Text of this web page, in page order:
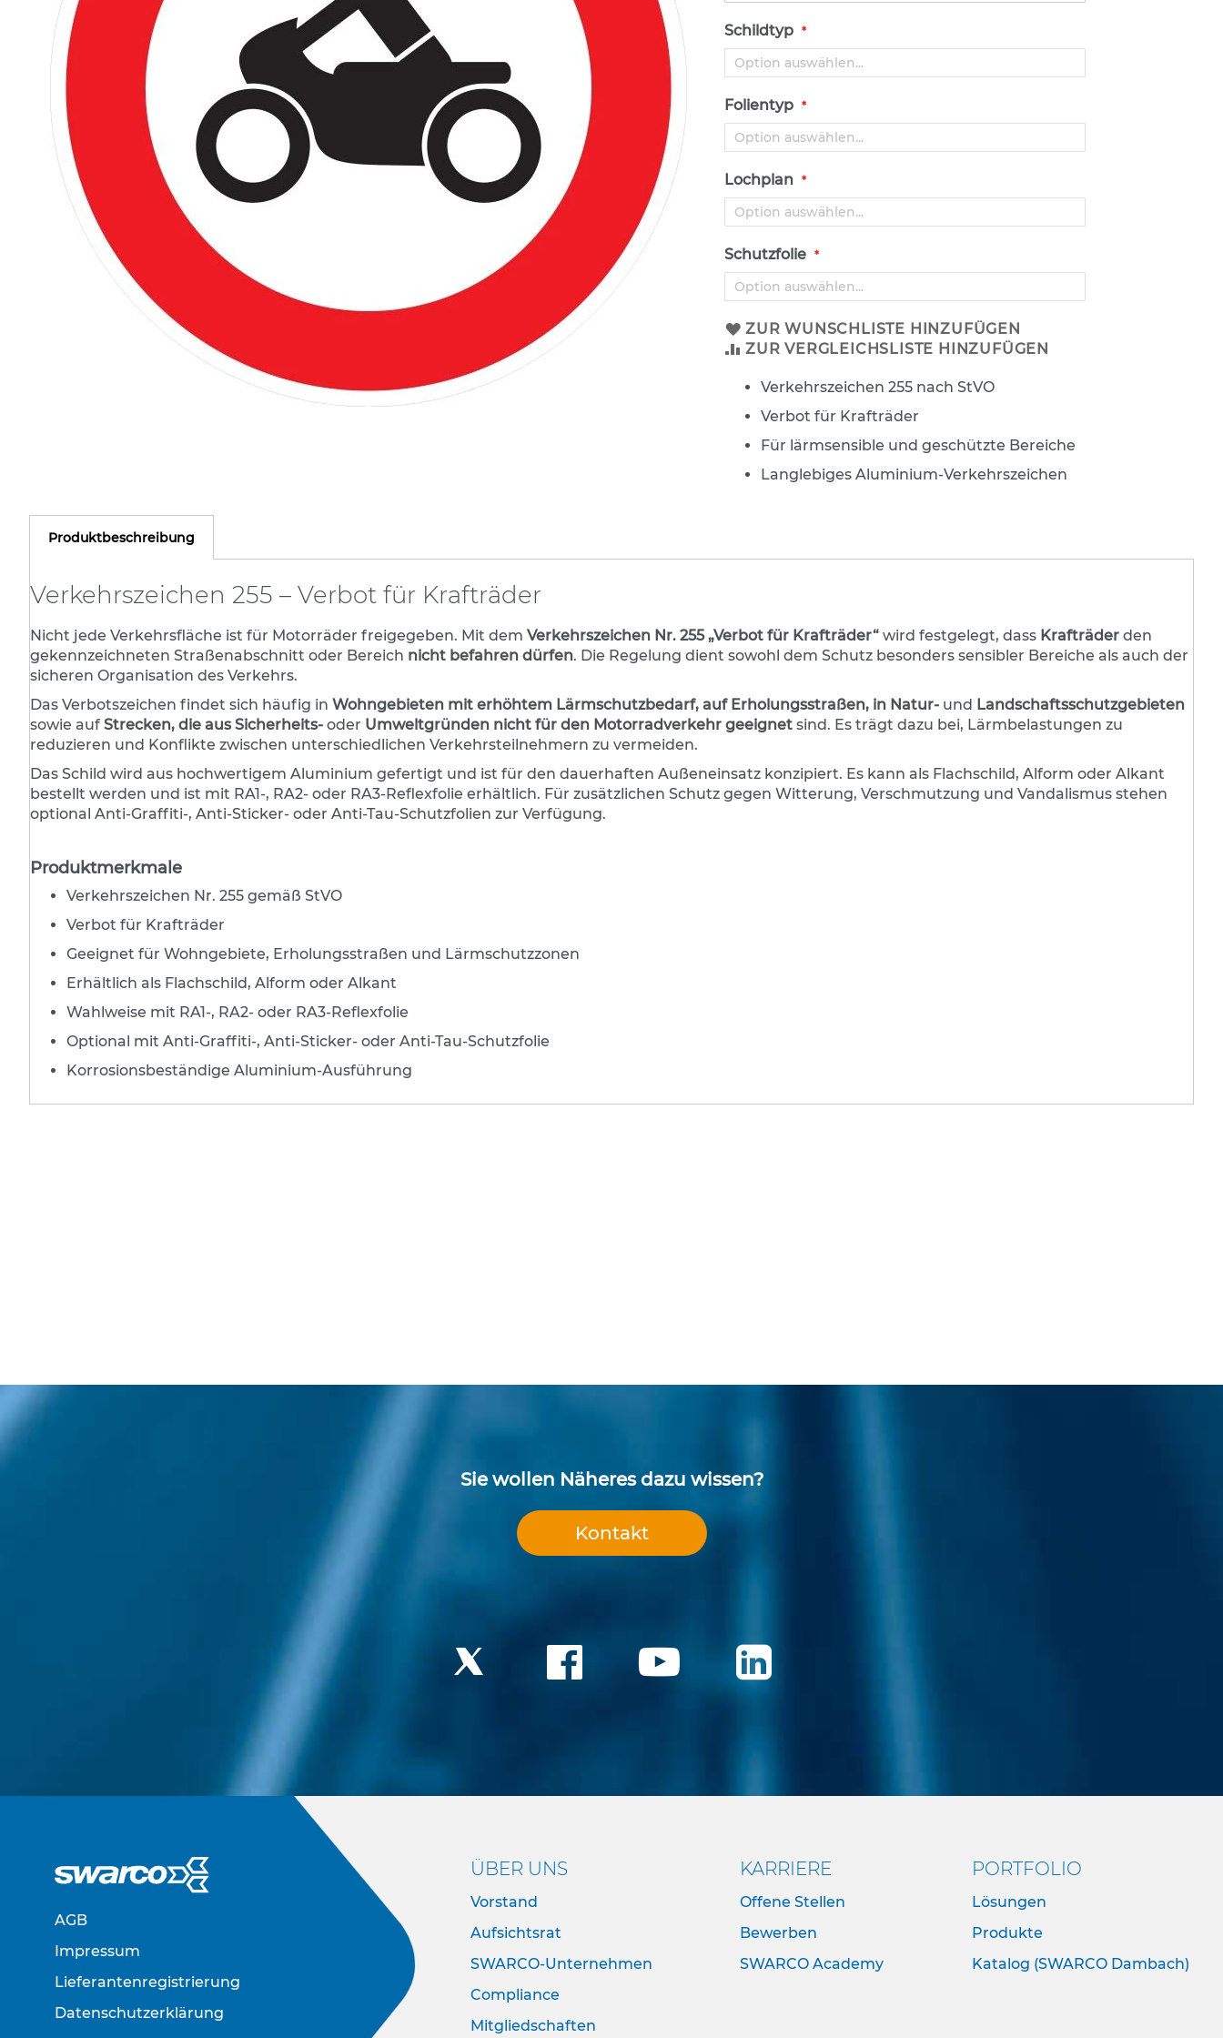
Rohrrahmen
Rohrumrandungen
Sonderaufsteller
Auslegerhalterungen
Gabelpfosten &
Spezialhalterungen
Schrauben & Muttern
Stahlbandhalterung
Stahlbandhalterung
Tamtorque-Schellen
Wegweiser in Alu-C-
Profilrahmen
Straßennamenschilder
System DAMBACH-Noval
Bodenhülsen
Fußgängerüberwegtransparent
Gitterrohr- und
Steinschraubenkörbe
Beschilderungssysteme
OM-Aufstellsysteme
Baustellen-Sicherungsprodukte
DAMBACH TL-Sicherheitsbaken
SWARCO DAMBACH
Baustellensicherungssystem
Absperrschranken und
Leitkegel
Baken- und Baustellenleuchten
Batterien
Baustellenwarnung
Geräte für den flexiblen Einsatz
Absperrpfosten
Schilderständer
Transportables
Höhenbegrenzung
Schildtyp
Folientyp
Lochplan
Schutzfolie
ZUR WUNSCHLISTE HINZUFÜGEN
ZUR VERGLEICHSLISTE HINZUFÜGEN
Verkehrszeichen 255 nach StVO
Verbot für Krafträder
Für lärmsensible und geschützte Bereiche
Langlebiges Aluminium-Verkehrszeichen
Produktbeschreibung
Verkehrszeichen 255 – Verbot für Krafträder
Nicht jede Verkehrsfläche ist für Motorräder freigegeben. Mit dem Verkehrszeichen Nr. 255 „Verbot für Krafträder“ wird festgelegt, dass Krafträder den
gekennzeichneten Straßenabschnitt oder Bereich nicht befahren dürfen. Die Regelung dient sowohl dem Schutz besonders sensibler Bereiche als auch der
sicheren Organisation des Verkehrs.
Das Verbotszeichen findet sich häufig in Wohngebieten mit erhöhtem Lärmschutzbedarf, auf Erholungsstraßen, in Natur- und Landschaftsschutzgebieten
sowie auf Strecken, die aus Sicherheits- oder Umweltgründen nicht für den Motorradverkehr geeignet sind. Es trägt dazu bei, Lärmbelastungen zu
reduzieren und Konflikte zwischen unterschiedlichen Verkehrsteilnehmern zu vermeiden.
Das Schild wird aus hochwertigem Aluminium gefertigt und ist für den dauerhaften Außeneinsatz konzipiert. Es kann als Flachschild, Alform oder Alkant
bestellt werden und ist mit RA1-, RA2- oder RA3-Reflexfolie erhältlich. Für zusätzlichen Schutz gegen Witterung, Verschmutzung und Vandalismus stehen
optional Anti-Graffiti-, Anti-Sticker- oder Anti-Tau-Schutzfolien zur Verfügung.
Produktmerkmale
Verkehrszeichen Nr. 255 gemäß StVO
Verbot für Krafträder
Geeignet für Wohngebiete, Erholungsstraßen und Lärmschutzzonen
Erhältlich als Flachschild, Alform oder Alkant
Wahlweise mit RA1-, RA2- oder RA3-Reflexfolie
Optional mit Anti-Graffiti-, Anti-Sticker- oder Anti-Tau-Schutzfolie
Korrosionsbeständige Aluminium-Ausführung
Sie wollen Näheres dazu wissen?
Kontakt
AGB
Impressum
Lieferantenregistrierung
Datenschutzerklärung
ÜBER UNS
Vorstand
Aufsichtsrat
SWARCO-Unternehmen
Compliance
Mitgliedschaften
KARRIERE
Offene Stellen
Bewerben
SWARCO Academy
PORTFOLIO
Lösungen
Produkte
Katalog (SWARCO Dambach)